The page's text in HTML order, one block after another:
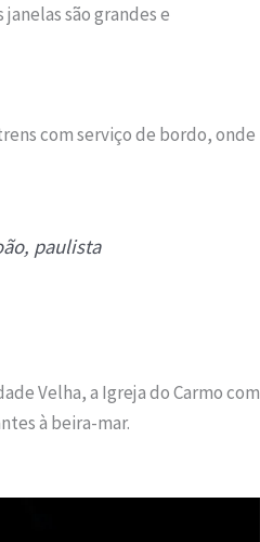
são grandes e
com serviço de bordo, onde
paulista
Velha, a Igreja do Carmo com
à beira-mar.